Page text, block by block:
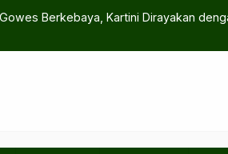
Derawan, Tim Gabungan